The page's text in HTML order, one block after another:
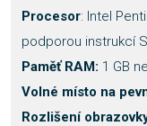
Procesor: Intel
podporou instrukcí
Paměť RAM: 1 GB
Volné místo na
Rozlišení